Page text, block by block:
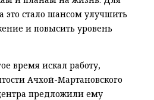
это стало шансом улучшить
и повысить уровень
время искал работу,
Ачхой-Мартановского
предложили ему